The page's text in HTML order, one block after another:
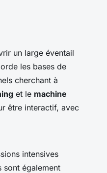
un large éventail
les bases de
cherchant à
et le machine
être interactif, avec
intensives
sont également